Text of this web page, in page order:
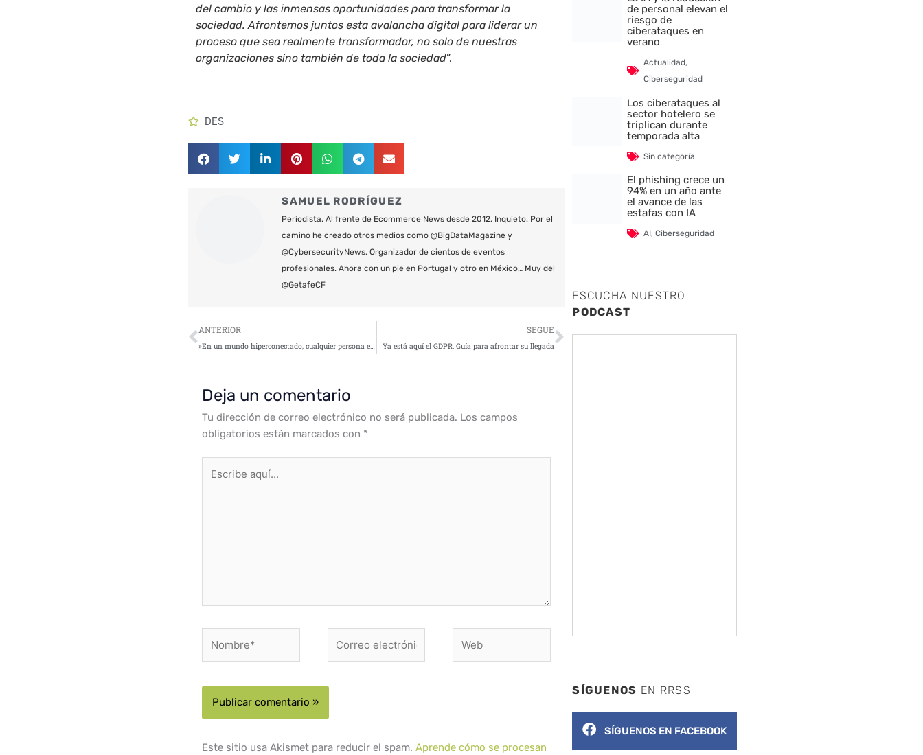
del cambio y las inmensas oportunidades para transformar la
sociedad. Afrontemos juntos esta avalancha digital para liderar un
proceso que sea realmente transformador, no solo de nuestras
organizaciones sino también de toda la sociedad”.
DES
SAMUEL RODRÍGUEZ
Periodista. Al frente de Ecommerce News desde 2012. Inquieto. Por el
camino he creado otros medios como @BigDataMagazine y
@CybersecurityNews. Organizador de cientos de eventos
profesionales. Ahora con un pie en Portugal y otro en México… Muy del
@GetafeCF
Ant
ANTERIOR
»En un mundo hiperconectado, cualquier persona es el usuario y el objetivo de una fuga de información»
SEGUE
Ya está aquí el GDPR: Guía para afrontar su llegada
Siguiente
Deja un comentario
Tu dirección de correo electrónico no será publicada. Los campos
obligatorios están marcados con *
aquí...
electrónico*
Este sitio usa Akismet para reducir el spam.Aprende cómo se procesan
de personal elevan el
riesgo de
ciberataques en
verano
Actualidad,
Ciberseguridad
Los ciberataques al
sector hotelero se
triplican durante
temporada alta
Sin categoría
El phishing crece un
94% en un año ante
el avance de las
estafas con IA
AI,Ciberseguridad
ESCUCHA NUESTRO
PODCAST
SÍGUENOS EN RRSS
SÍGUENOS EN FACEBOOK